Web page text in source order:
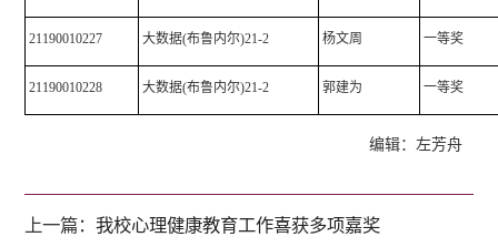
21190010227 大数据(布鲁内尔)21-2 杨文周 一等奖
21190010228 大数据(布鲁内尔)21-2 郭建为 一等奖
编辑：左芳舟
上一篇：我校心理健康教育工作喜获多项嘉奖